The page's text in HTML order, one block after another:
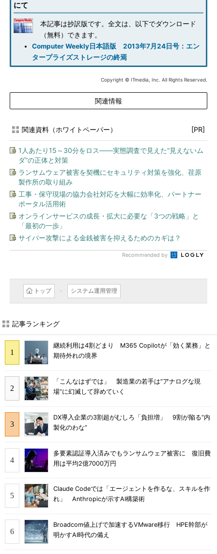
にて
本記事は抄訳版です。全文は、以下でダウンロード
（無料）できます。
Computer Weekly日本語版 2013年7月24日号：エン
タープライズストレージの終焉
Copyright © ITmedia, Inc. All Rights Reserved.
関連情報
関連資料（ホワイトペーパー） [PR]
1人あたり15～30分をロス――実態調査で見えた“見えないム
ダ”の正体と対策
ランサムウェア被害を契機にセキュリティ対策を強化、荏原
製作所の取り組み
工事・保守現場の協力会社対応を大幅に効率化、パートナー
ポータル活用術
オンラインサービスの成長・拡大に必要な「3つの戦略」と
「最初の一歩」
サイバー攻撃による金銭被害を抑えるためのカギは？
Recommended by
トップ システム運用管理
記事ランキング
継続利用は4割どまり M365 Copilotが「効く業務」と
期待外れの境界
「こんなはずでは」 製造業の若手は“アナログな現
場”に幻滅して辞めていく
DX導入企業の3割超がむしろ「負担増」 9割が陥る“内
製化のわな”
多要素認証導入済みでもランサムウェア被害に 復旧費
用は平均2億7000万円
Claude Codeでは「エージェントを作るな、スキルを作
れ」 Anthropicが示すAI構築術
Broadcom値上げで加速するVMware移行 HPE幹部が
明かすAI時代の備え